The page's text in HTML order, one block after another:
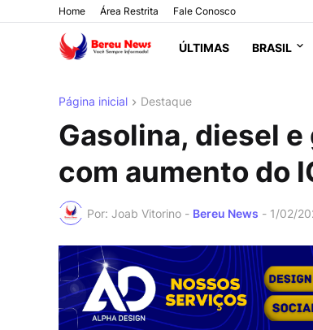
Home Área Restrita Fale Conosco
ÚLTIMAS BRASIL
Página inicial Destaque
Gasolina, diesel
com aumento do
Por: Joab Vitorino - Bereu News - 1/02/